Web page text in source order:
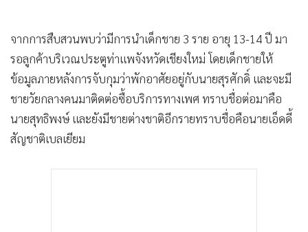
• อินโดจีน
• กองทุนรวม
• Celeb Online
• Factcheck
• ญี่ปุ่น
• News1
จากการสืบสวนพบว่ามีการนำเด็กชาย 3 ราย อายุ 13-14 ปี มา
รอลูกค้าบริเวณประตูท่าแพจังหวัดเชียงใหม่ โดยเด็กชายให้
ข้อมูลภายหลังการจับกุมว่าพักอาศัยอยู่กับนายสุรศักดิ์ และจะมี
ชายวัยกลางคนมาติดต่อซื้อบริการทางเพศ ทราบชื่อต่อมาคือ
นายสุทธิพงษ์ และยังมีชายต่างชาติอีกรายทราบชื่อคือนายเอ็ดดี้
สัญชาติเบลเยียม